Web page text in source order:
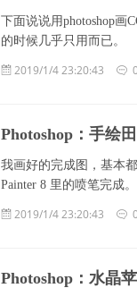
下面说说用photoshop画
的时候几乎只用而已
2019/1/4 23:20:43
Photoshop：手绘
我画好的完成图，基本
Painter 8 里的喷笔完成
2019/1/4 23:20:43
Photoshop：水晶